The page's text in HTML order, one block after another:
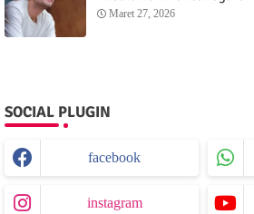
Sunset dari Menganti
Maret 27, 2026
SOCIAL PLUGIN
facebook
instagram